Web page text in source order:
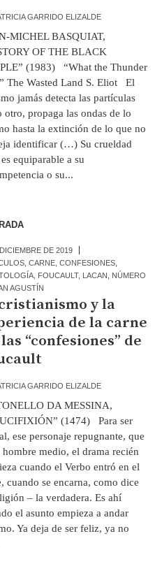
GARRIDO ELIZALDE
MICHEL BASQUIAT,
OF THE BLACK
(1983) “What the Thunder
The Wasted Land S. Eliot El
jamás detecta las partículas
otro, propaga las ondas de lo
hasta la extinción de lo que no
identificar (…) Su crueldad
equiparable a su
o su...
DE 2019
,CARNE ,CONFESIONES
FOUCAULT, LACAN
NÚMERO
AGUSTÍN
y la
de la carne
“confesiones” de
GARRIDO ELIZALDE
DA MESSINA,
(1474) Para ser
ese personaje repugnante, que
hombre medio, el drama recién
cuando el Verbo entró en el
cuando se encarna, como dice
– la verdadera. Es ahí
el asunto empieza a andar
Ya deja de ser feliz, ya no